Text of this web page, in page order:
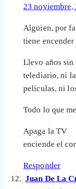
23 noviembre,
Alguien, por
tiene
Llevo años sin
telediario, ni
peliculas, ni
Todo lo que
Apaga la TV
enciende el
Responder
Juan De La